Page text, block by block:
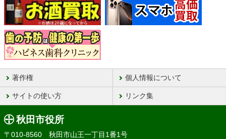
著作権 個人情報について
サイトの使い方 リンク集
秋田市役所
〒010-8560 秋田市山王一丁目1番1号